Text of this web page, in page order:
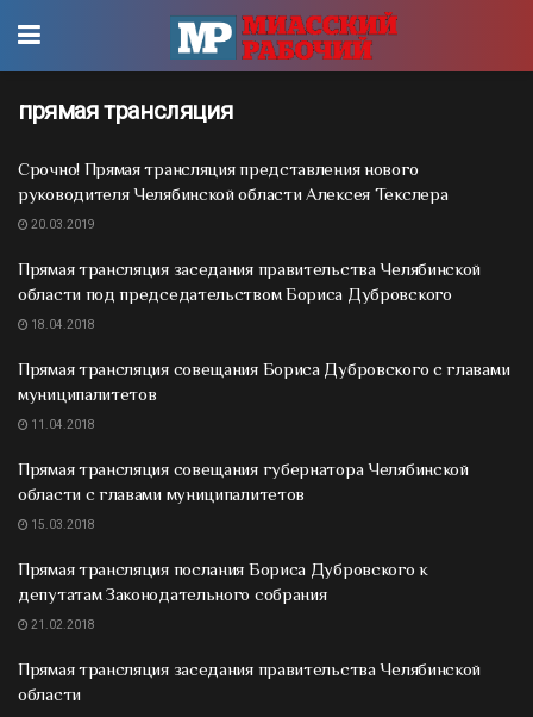
прямая трансляция
Срочно! Прямая трансляция представления нового
руководителя Челябинской области Алексея Текслера
20.03.2019
Прямая трансляция заседания правительства Челябинской
области под председательством Бориса Дубровского
18.04.2018
Прямая трансляция совещания Бориса Дубровского с главами
муниципалитетов
11.04.2018
Прямая трансляция совещания губернатора Челябинской
области с главами муниципалитетов
15.03.2018
Прямая трансляция послания Бориса Дубровского к
депутатам Законодательного собрания
21.02.2018
Прямая трансляция заседания правительства Челябинской
области